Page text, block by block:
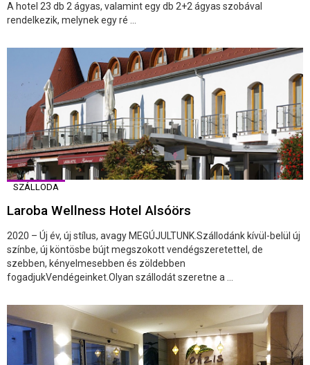
A hotel 23 db 2 ágyas, valamint egy db 2+2 ágyas szobával
rendelkezik, melynek egy ré ...
SZÁLLODA
Laroba Wellness Hotel Alsóörs
2020 – Új év, új stílus, avagy MEGÚJULTUNK.Szállodánk kívül-belül új
színbe, új köntösbe bújt megszokott vendégszeretettel, de
szebben, kényelmesebben és zöldebben
fogadjukVendégeinket.Olyan szállodát szeretne a ...